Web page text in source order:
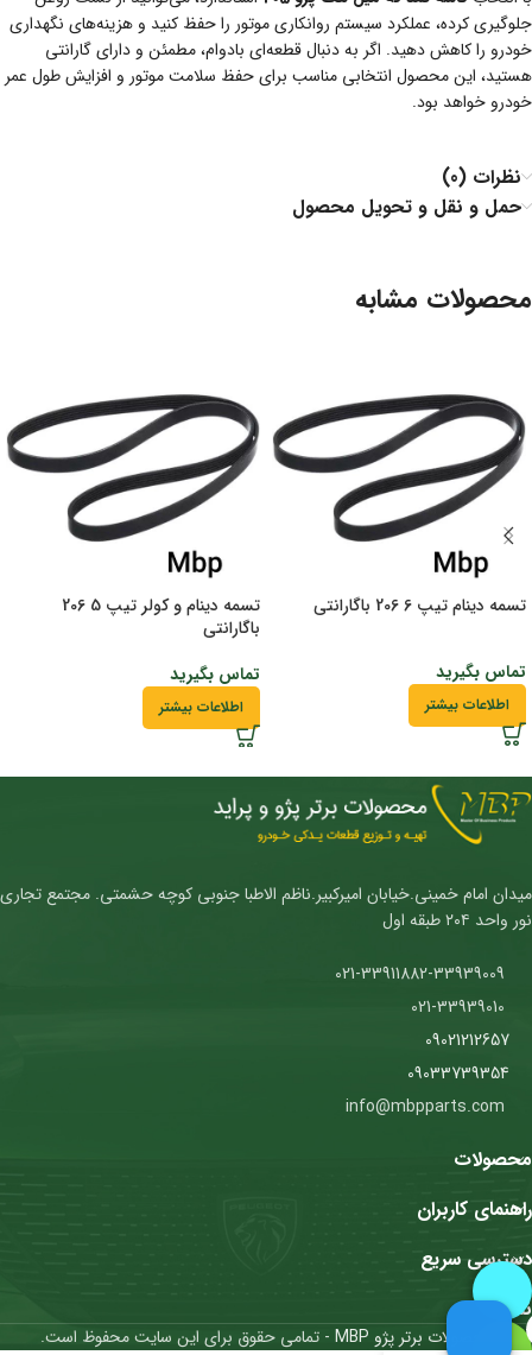
جلوگیری کرده، عملکرد سیستم روانکاری موتور را حفظ کنید و هزینه‌های نگهداری
خودرو را کاهش دهید. اگر به دنبال قطعه‌ای بادوام، مطمئن و دارای گارانتی
هستید، این محصول انتخابی مناسب برای حفظ سلامت موتور و افزایش طول عمر
خودرو خواهد بود.
نظرات (0)
حمل و نقل و تحویل محصول
محصولات مشابه
تسمه دینام تیپ 6 206 باگارانتی
تماس بگیرید
اطلاعات بیشتر
تسمه دینام و کولر تیپ 5 206
باگارانتی
تماس بگیرید
اطلاعات بیشتر
میدان امام خمینی.خیابان امیرکبیر.ناظم الاطبا جنوبی کوچه حشمتی. مجتمع تجاری
نور واحد ۲۰۴ طبقه اول
09021212657
09033739354
محصولات
راهنمای کاربران
دسترسی سریع
نمادها
محصولات برتر پژو MBP - تمامی حقوق برای این سایت محفوظ است.